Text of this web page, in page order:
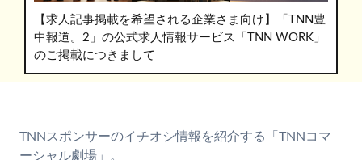
【求人記事掲載を希望される企業さま向け】「TNN豊
中報道。2」の公式求人情報サービス「TNN WORK」
のご掲載につきまして
TNNスポンサーのイチオシ情報を紹介する「TNNコマ
ーシャル劇場」。